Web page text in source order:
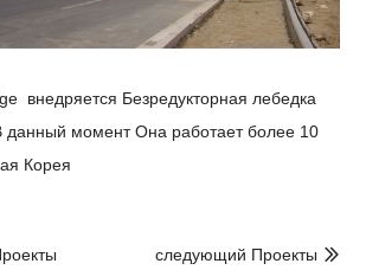
внедряется Безредукторная лебедка
данный момент Она работает более 10
Корея

следующий Проекты